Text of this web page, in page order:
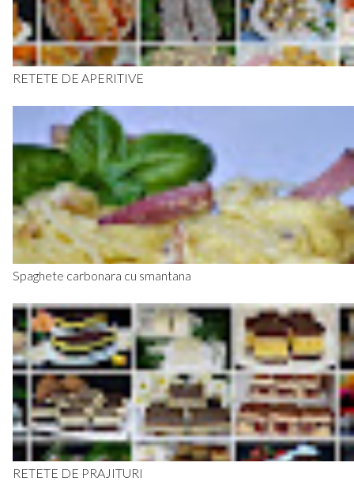
RETETE DE APERITIVE
Spaghete carbonara cu smantana
RETETE DE PRAJITURI